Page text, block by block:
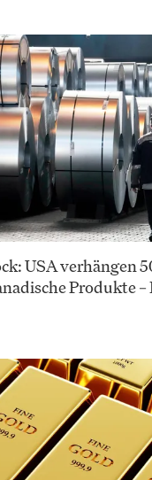
USA verhängen
Produkte –